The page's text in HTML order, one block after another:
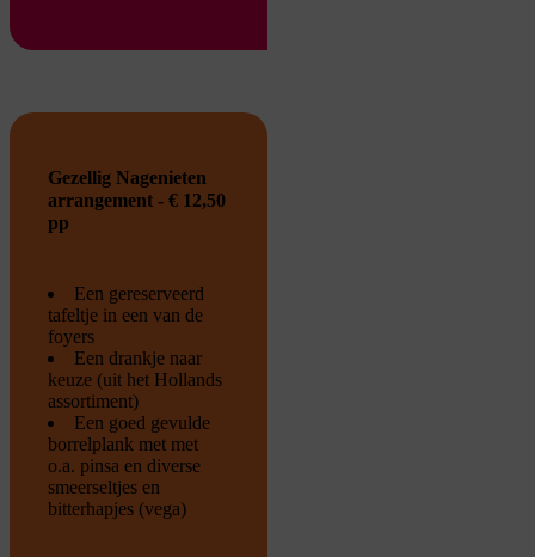
Gezellig Nagenieten
arrangement - € 12,50
pp
Een gereserveerd
tafeltje in een van de
foyers
Een drankje naar
keuze (uit het Hollands
assortiment)
Een goed gevulde
borrelplank met met
o.a. pinsa en diverse
smeerseltjes en
bitterhapjes (vega)